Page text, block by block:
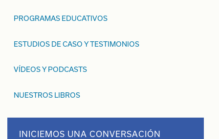
PROGRAMAS EDUCATIVOS
ESTUDIOS DE CASO Y TESTIMONIOS
VÍDEOS Y PODCASTS
NUESTROS LIBROS
INICIEMOS UNA CONVERSACIÓN